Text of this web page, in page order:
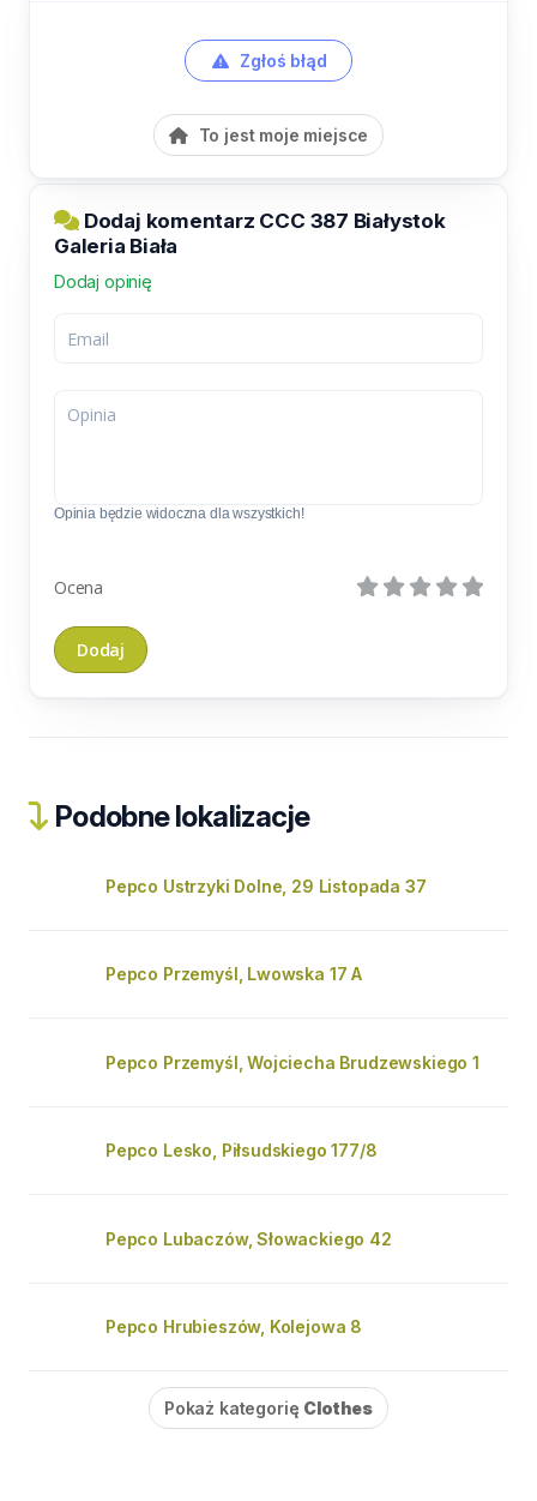
Zgłoś błąd
To jest moje miejsce
Dodaj komentarz CCC 387 Białystok
Galeria Biała
Dodaj opinię
Opinia będzie widoczna dla wszystkich!
Ocena
Podobne lokalizacje
Pepco Ustrzyki Dolne, 29 Listopada 37
Pepco Przemyśl, Lwowska 17 A
Pepco Przemyśl, Wojciecha Brudzewskiego 1
Pepco Lesko, Piłsudskiego 177/8
Pepco Lubaczów, Słowackiego 42
Pepco Hrubieszów, Kolejowa 8
Pokaż kategorię Clothes